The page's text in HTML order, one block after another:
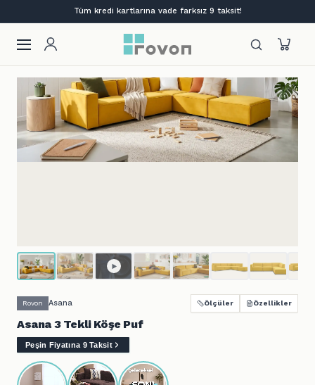
Lansmana özel %12 indirim + ilk siparişe %10
Rovon Asana Ölçüler Özellikler
Asana 3 Tekli Köşe Puf
Peşin Fiyatına 9 Taksit